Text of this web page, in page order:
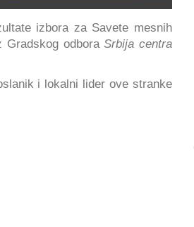
izbora za Savete mesnih
Gradskog odboraSrbija centra
i lokalni lider ove stranke